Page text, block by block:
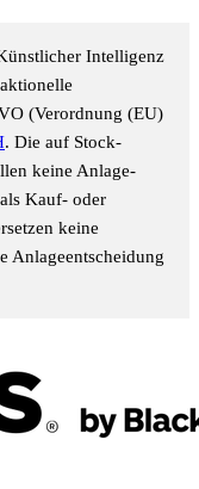
Intelligenz
(Verordnung (EU)
. Die auf Stock-
keine Anlage-
Kauf- oder
keine
Anlageentscheidung